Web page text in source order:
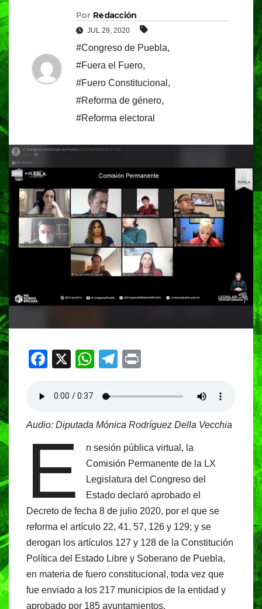
Por Redacción
JUL 29, 2020
#Congreso de Puebla,
#Fuera el Fuero,
#Fuero Constitucional ,
#Reforma de género,
#Reforma electoral
F
c
b
o
o
k
X
W
at
A
p
p
T
e
a
m
t
Audio: Diputada Mónica Rodríguez Della Vecchia
E
n sesión pública virtual, la
Comisión Permanente de la LX
Legislatura del Congreso del
Estado declaró aprobado el
Decreto de fecha 8 de julio 2020, por el que se
reforma el artículo 22, 41, 57, 126 y 129; y se
derogan los artículos 127 y 128 de la Constitución
Política del Estado Libre y Soberano de Puebla,
en materia de fuero constitucional, toda vez que
fue enviado a los 217 municipios de la entidad y
aprobado por 185 ayuntamientos.